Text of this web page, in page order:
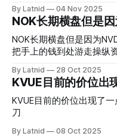
By Latnid 04 Nov 2025
NOK长期横盘但是
NOK长期横盘但是因为NVDA的投
把手上的钱到处游走操纵
By Latnid 28 Oct 2025
KVUE目前的价位出
KVUE目前的价位出现了一点期权异样 目
刀
By Latnid 08 Oct 2025